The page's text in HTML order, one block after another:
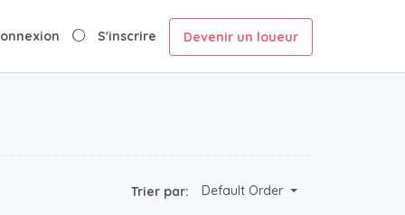
S'inscrire Devenir un loueur
Trier par: Default Order